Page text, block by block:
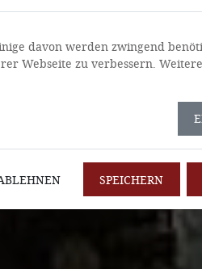
davon werden zwingend
Webseite zu verbessern.
SPEICHERN